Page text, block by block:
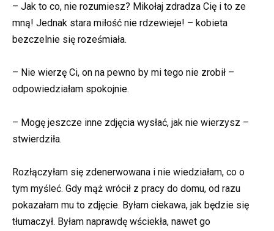
– Jak to co, nie rozumiesz? Mikołaj zdradza Cię i to ze
mną! Jednak stara miłość nie rdzewieje! – kobieta
bezczelnie się roześmiała.
– Nie wierzę Ci, on na pewno by mi tego nie zrobił –
odpowiedziałam spokojnie.
– Mogę jeszcze inne zdjęcia wysłać, jak nie wierzysz –
stwierdziła.
Rozłączyłam się zdenerwowana i nie wiedziałam, co o
tym myśleć. Gdy mąż wrócił z pracy do domu, od razu
pokazałam mu to zdjęcie. Byłam ciekawa, jak będzie się
tłumaczył. Byłam naprawdę wściekła, nawet go